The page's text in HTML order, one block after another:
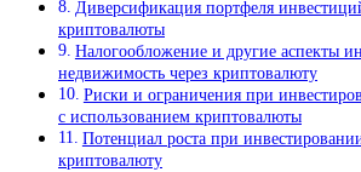
Диверсификация портфеля
криптовалюты
Налогообложение и другие аспекты
недвижимость через криптовалюту
Риски и ограничения при
с использованием криптовалюты
Потенциал роста при
криптовалюту